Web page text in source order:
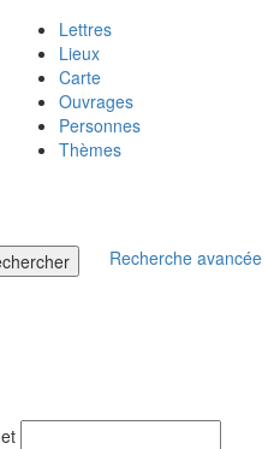
Lettres
Lieux
Carte
Ouvrages
Personnes
Thèmes
Recherche avancée
et